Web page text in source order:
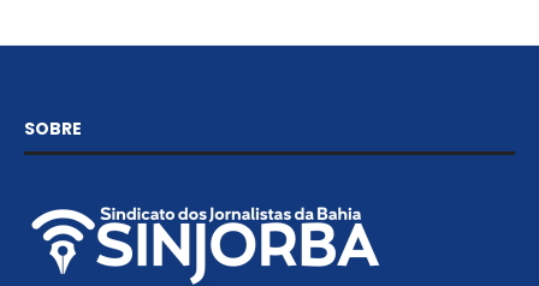
SOBRE